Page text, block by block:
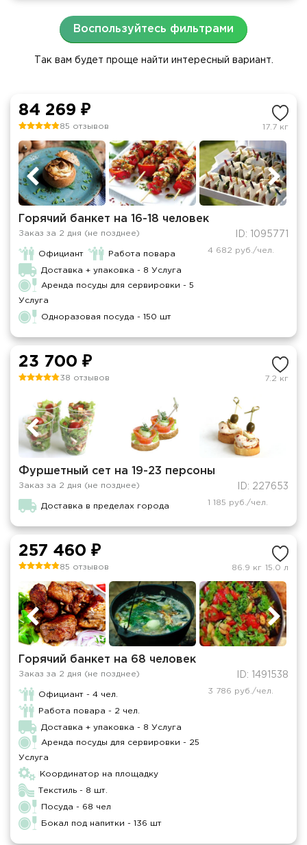
Воспользуйтесь фильтрами
Так вам будет проще найти интересный вариант.
84 269 ₽
85 отзывов 17.7 кг
Горячий банкет на 16-18 человек
Заказ за 2 дня (не позднее) ID: 1095771
Официант Работа повара
Доставка + упаковка - 8 Услуга
Аренда посуды для сервировки - 5
Услуга
Одноразовая посуда - 150 шт
4 682 руб./чел.
23 700 ₽
38 отзывов 7.2 кг
Фуршетный сет на 19-23 персоны
Заказ за 2 дня (не позднее) ID: 227653
Доставка в пределах города 1 185 руб./чел.
257 460 ₽
85 отзывов 86.9 кг 15.0 л
Горячий банкет на 68 человек
Заказ за 2 дня (не позднее) ID: 1491538
Официант - 4 чел.
Работа повара - 2 чел.
Доставка + упаковка - 8 Услуга
Аренда посуды для сервировки - 25
Услуга
Координатор на площадку
Текстиль - 8 шт.
Посуда - 68 чел
Бокал под напитки - 136 шт
3 786 руб./чел.